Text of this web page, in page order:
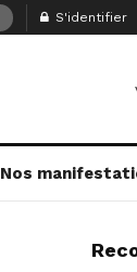
S'identifier
Nos